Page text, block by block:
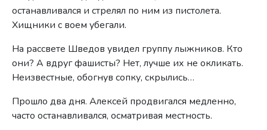
останавливался и стрелял по ним из пистолета.
Хищники с воем убегали.
На рассвете Шведов увидел группу лыжников. Кто
они? А вдруг фашисты? Нет, лучше их не окликать.
Неизвестные, обогнув сопку, скрылись…
Прошло два дня. Алексей продвигался медленно,
часто останавливался, осматривая местность.